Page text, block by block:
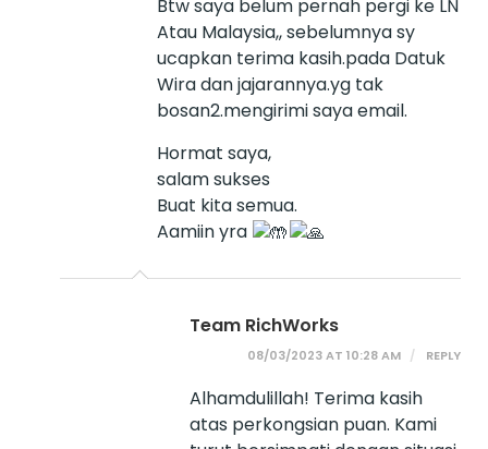
Btw saya belum pernah pergi ke LN
Atau Malaysia,, sebelumnya sy
ucapkan terima kasih.pada Datuk
Wira dan jajarannya.yg tak
bosan2.mengirimi saya email.
Hormat saya,
salam sukses
Buat kita semua.
Aamiin yra
Team RichWorks
08/03/2023 AT 10:28 AM REPLY
Alhamdulillah! Terima kasih
atas perkongsian puan. Kami